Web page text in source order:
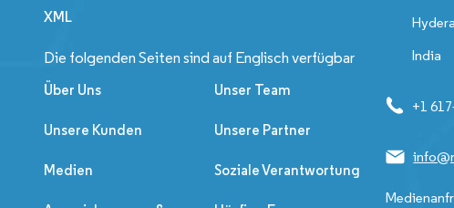
XML
Die folgenden Seiten sind auf Englisch verfügbar
Über Uns Unser Team
Unsere Kunden Unsere Partner
Medien Soziale Verantwortung
India
+1